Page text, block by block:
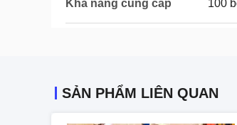
Khả năng cung cấp 100
SẢN PHẨM LIÊN QUAN